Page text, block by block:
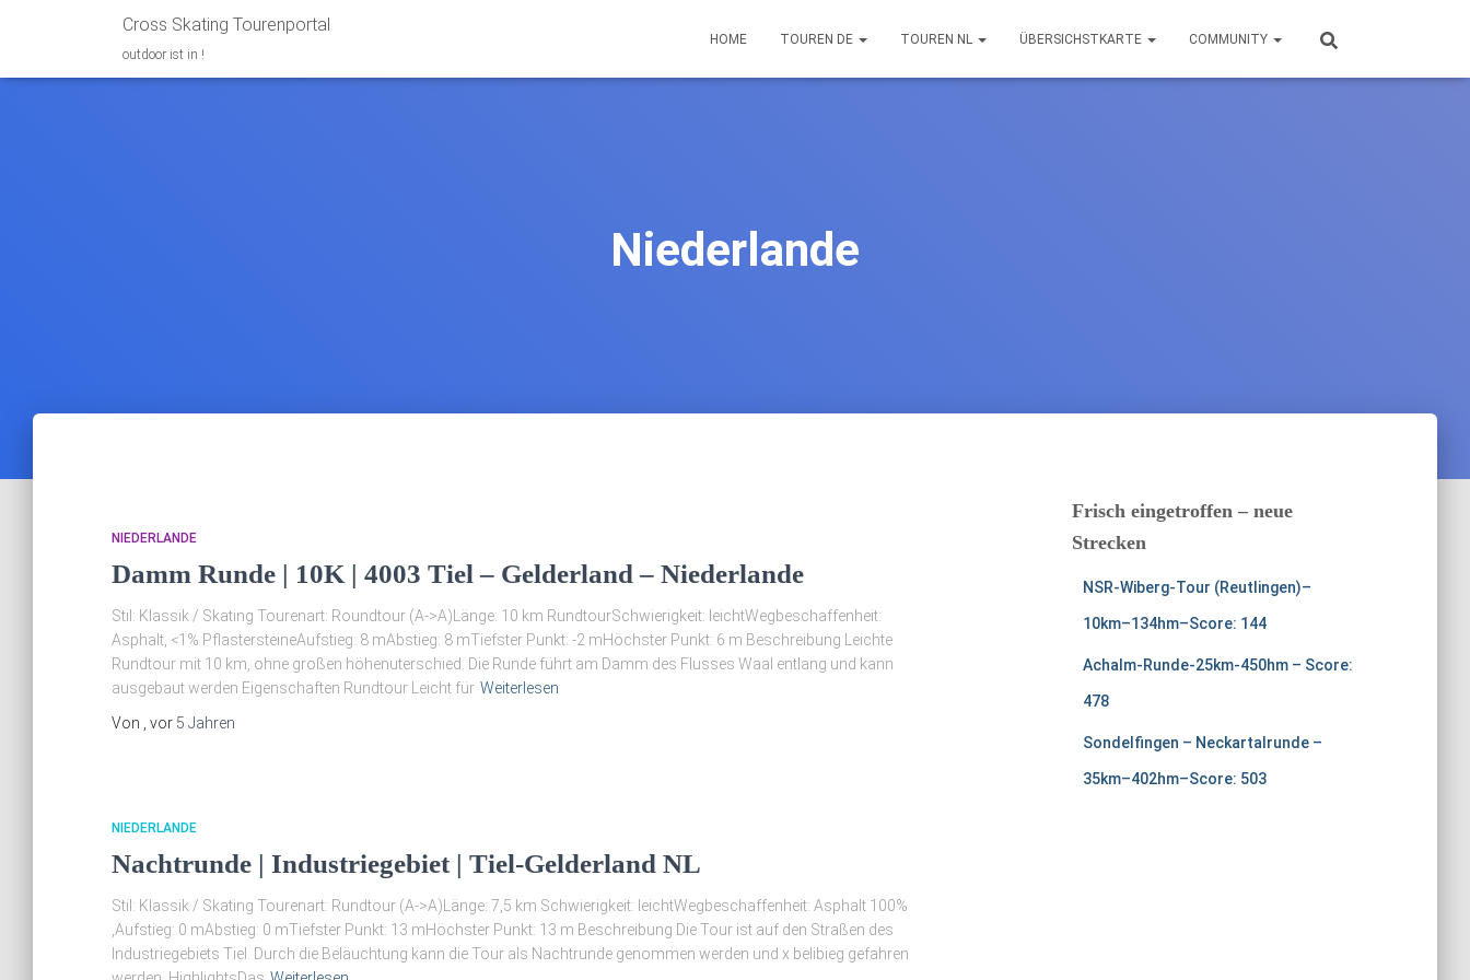
Cross Skating Tourenportal
outdoor ist in !
HOME TOUREN DE TOUREN NL ÜBERSICHSTKARTE COMMUNITY
Niederlande
NIEDERLANDE
Damm Runde | 10K | 4003 Tiel – Gelderland – Niederlande
Stil: Klassik / Skating Tourenart: Roundtour (A->A)Länge: 10 km RundtourSchwierigkeit: leichtWegbeschaffenheit:
Asphalt, <1% PflastersteineAufstieg: 8 mAbstieg: 8 mTiefster Punkt: -2 mHöchster Punkt: 6 m Beschreibung Leichte
Rundtour mit 10 km, ohne großen höhenuterschied. Die Runde führt am Damm des Flusses Waal entlang und kann
ausgebaut werden Eigenschaften Rundtour Leicht für Weiterlesen
Von
, vor 5 Jahren
NIEDERLANDE
Nachtrunde | Industriegebiet | Tiel-Gelderland NL
Stil: Klassik / Skating Tourenart: Rundtour (A->A)Länge: 7,5 km Schwierigkeit: leichtWegbeschaffenheit: Asphalt 100%
,Aufstieg: 0 mAbstieg: 0 mTiefster Punkt: 13 mHöchster Punkt: 13 m Beschreibung Die Tour ist auf den Straßen des
Industriegebiets Tiel. Durch die Beläuchtung kann die Tour als Nachtrunde genommen werden und x belibieg gefahren
Frisch eingetroffen – neue
Strecken
NSR-Wiberg-Tour (Reutlingen)–
10km–134hm–Score: 144
Achalm-Runde-25km-450hm – Score:
478
Sondelfingen – Neckartalrunde –
35km–402hm–Score: 503